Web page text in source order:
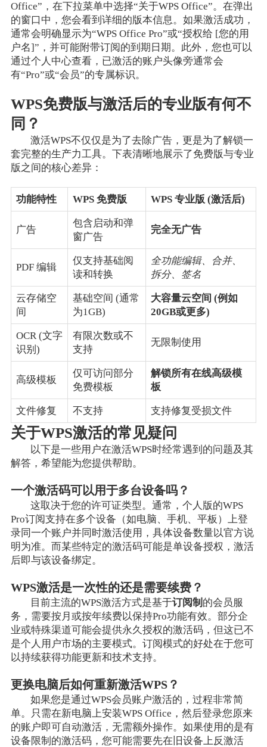
Office”，在下拉菜单中选择“关于WPS Office”。在弹出
的窗口中，您会看到详细的版本信息。如果激活成功，
通常会明确显示为“WPS Office Pro”或“授权给 [您的用
户名]”，并可能附带订阅的到期日期。此外，您也可以
通过个人中心查看，已激活的账户头像旁通常会
有“Pro”或“会员”的专属标识。
WPS免费版与激活后的专业版有何不
同？
激活WPS不仅仅是为了去除广告，更是为了解锁一
套完整的生产力工具。下表清晰地展示了免费版与专业
版之间的核心差异：
功能特性 WPS 免费版 WPS 专业版 (激活后)
广告
包含启动和弹
窗广告
完全无广告
PDF 编辑
仅支持基础阅
读和转换
全功能编辑、合并、
拆分、签名
云存储空
间
基础空间 (通常
为1GB)
大容量云空间 (例如
20GB或更多)
OCR (文字
识别)
有限次数或不
支持
无限制使用
高级模板
仅可访问部分
免费模板
解锁所有在线高级模
板
文件修复 不支持 支持修复受损文件
关于WPS激活的常见疑问
以下是一些用户在激活WPS时经常遇到的问题及其
解答，希望能为您提供帮助。
一个激活码可以用于多台设备吗？
这取决于您的许可证类型。通常，个人版的WPS
Pro订阅支持在多个设备（如电脑、手机、平板）上登
录同一个账户并同时激活使用，具体设备数量以官方说
明为准。而某些特定的激活码可能是单设备授权，激活
后即与该设备绑定。
WPS激活是一次性的还是需要续费？
目前主流的WPS激活方式是基于订阅制 的会员服
务，需要按月或按年续费以保持Pro功能有效。部分企
业或特殊渠道可能会提供永久授权的激活码，但这已不
是个人用户市场的主要模式。订阅模式的好处在于您可
以持续获得功能更新和技术支持。
更换电脑后如何重新激活WPS？
如果您是通过WPS会员账户激活的，过程非常简
单。只需在新电脑上安装WPS Office，然后登录您原来
的账户即可自动激活，无需额外操作。如果使用的是有
设备限制的激活码，您可能需要先在旧设备上反激活